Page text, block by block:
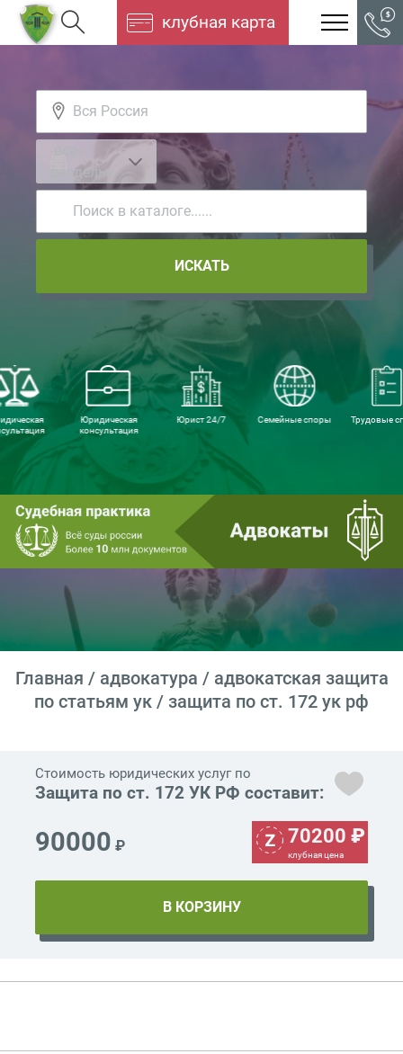
клубная карта
ИСКАТЬ
Юридическая
консультация
Юрист 24/7 Семейные споры Трудовые
Главная / адвокатура / адвокатская защита
по статьям ук / защита по ст. 172 ук рф
Стоимость юридических услуг по
Защита по ст. 172 УК РФ составит:
90000 ₽ 70200 ₽
клубная цена